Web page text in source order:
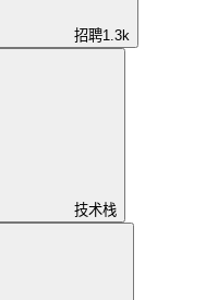
招聘1.3k
技术栈